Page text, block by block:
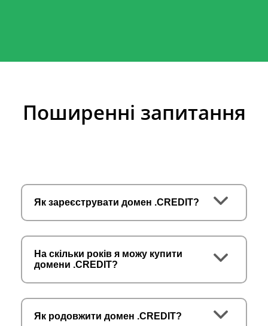
Поширенні запитання
Як зареєструвати домен .CREDIT?
На скільки років я можу купити
домени .CREDIT?
Як родовжити домен .CREDIT?